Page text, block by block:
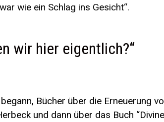
wie ein Schlag ins Gesicht“.
wir hier eigentlich?“
Bücher über die Erneuerung
und dann über das Buch